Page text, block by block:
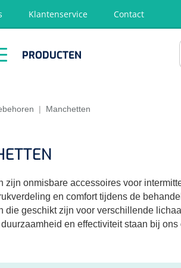
Klantenservice Contact
PRODUCTEN
| Manchetten
zijn onmisbare accessoires voor
en comfort tijdens de
die geschikt zijn voor verschillende
en effectiviteit staan bij ons